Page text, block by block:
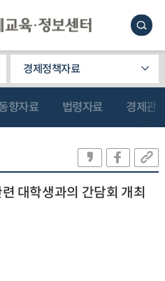
경제정책자료
향자료 법령자료 경제관
대학생과의 간담회 개최